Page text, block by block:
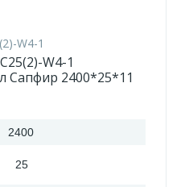
W4-1
W4-1
Сапфир 2400*25*11
2400
25